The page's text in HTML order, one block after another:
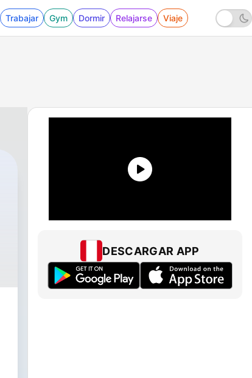
Trabajar Gym Dormir Relajarse Viaje
DESCARGAR APP